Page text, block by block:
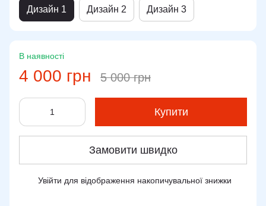
Дизайн 1 Дизайн 2 Дизайн 3
В наявності
4 000 грн 5 000 грн
Купити
Замовити швидко
Увійти для відображення накопичувальної знижки